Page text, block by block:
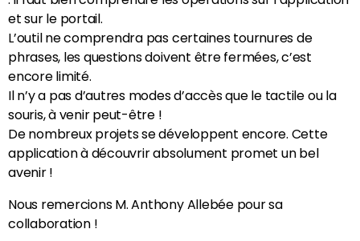
et sur le portail.
L’outil ne comprendra pas certaines tournures de
phrases, les questions doivent être fermées, c’est
encore limité.
Il n’y a pas d’autres modes d’accès que le tactile ou la
souris, à venir peut-être !
De nombreux projets se développent encore. Cette
application à découvrir absolument promet un bel
avenir !
Nous remercions M. Anthony Allebée pour sa
collaboration !